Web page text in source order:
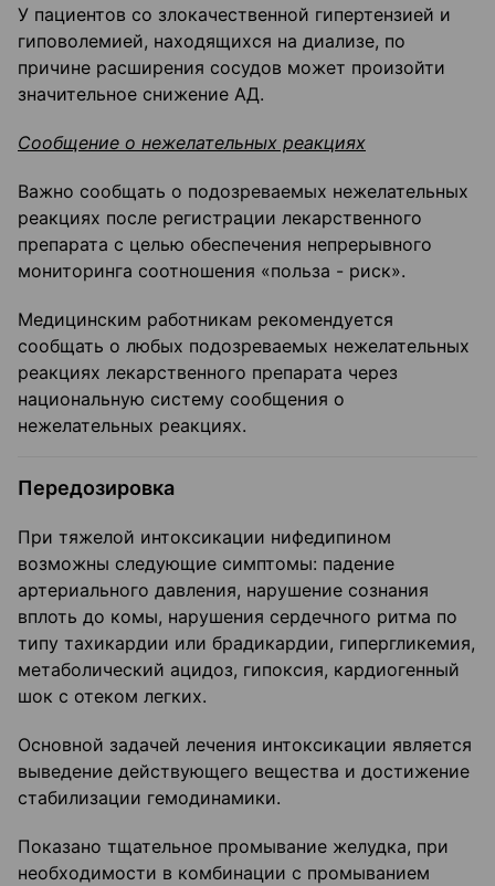
У пациентов со злокачественной гипертензией и
гиповолемией, находящихся на диализе, по
причине расширения сосудов может произойти
значительное снижение АД.
Сообщение о нежелательных реакциях
Важно сообщать о подозреваемых нежелательных
реакциях после регистрации лекарственного
препарата с целью обеспечения непрерывного
мониторинга соотношения «польза - риск».
Медицинским работникам рекомендуется
сообщать о любых подозреваемых нежелательных
реакциях лекарственного препарата через
национальную систему сообщения о
нежелательных реакциях.
Передозировка
При тяжелой интоксикации нифедипином
возможны следующие симптомы: падение
артериального давления, нарушение сознания
вплоть до комы, нарушения сердечного ритма по
типу тахикардии или брадикардии, гипергликемия,
метаболический ацидоз, гипоксия, кардиогенный
шок с отеком легких.
Основной задачей лечения интоксикации является
выведение действующего вещества и достижение
стабилизации гемодинамики.
Показано тщательное промывание желудка, при
необходимости в комбинации с промыванием